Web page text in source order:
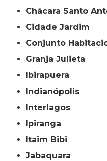
Chácara Santo
Cidade Jardim
Conjunto
Granja Julieta
Ibirapuera
Indianópolis
Interlagos
Ipiranga
Itaim Bibi
Jabaquara